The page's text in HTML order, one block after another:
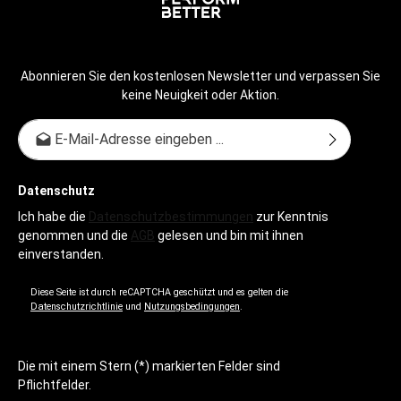
Abonnieren Sie den kostenlosen Newsletter und verpassen Sie
keine Neuigkeit oder Aktion.
Datenschutz
Ich habe die Datenschutzbestimmungen zur Kenntnis
genommen und die AGB gelesen und bin mit ihnen
einverstanden.
Diese Seite ist durch reCAPTCHA geschützt und es gelten die
Datenschutzrichtlinie und Nutzungsbedingungen
Die mit einem Stern (*) markierten Felder sind
Pflichtfelder.